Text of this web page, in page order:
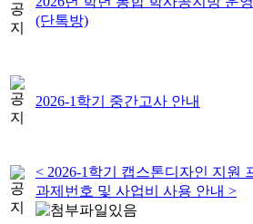
(단톡방)
2026-1학기 중간고사 안내
< 2026-1학기 캡스톤디자인 지원
과제번호 및 사업비 사용 안내 >